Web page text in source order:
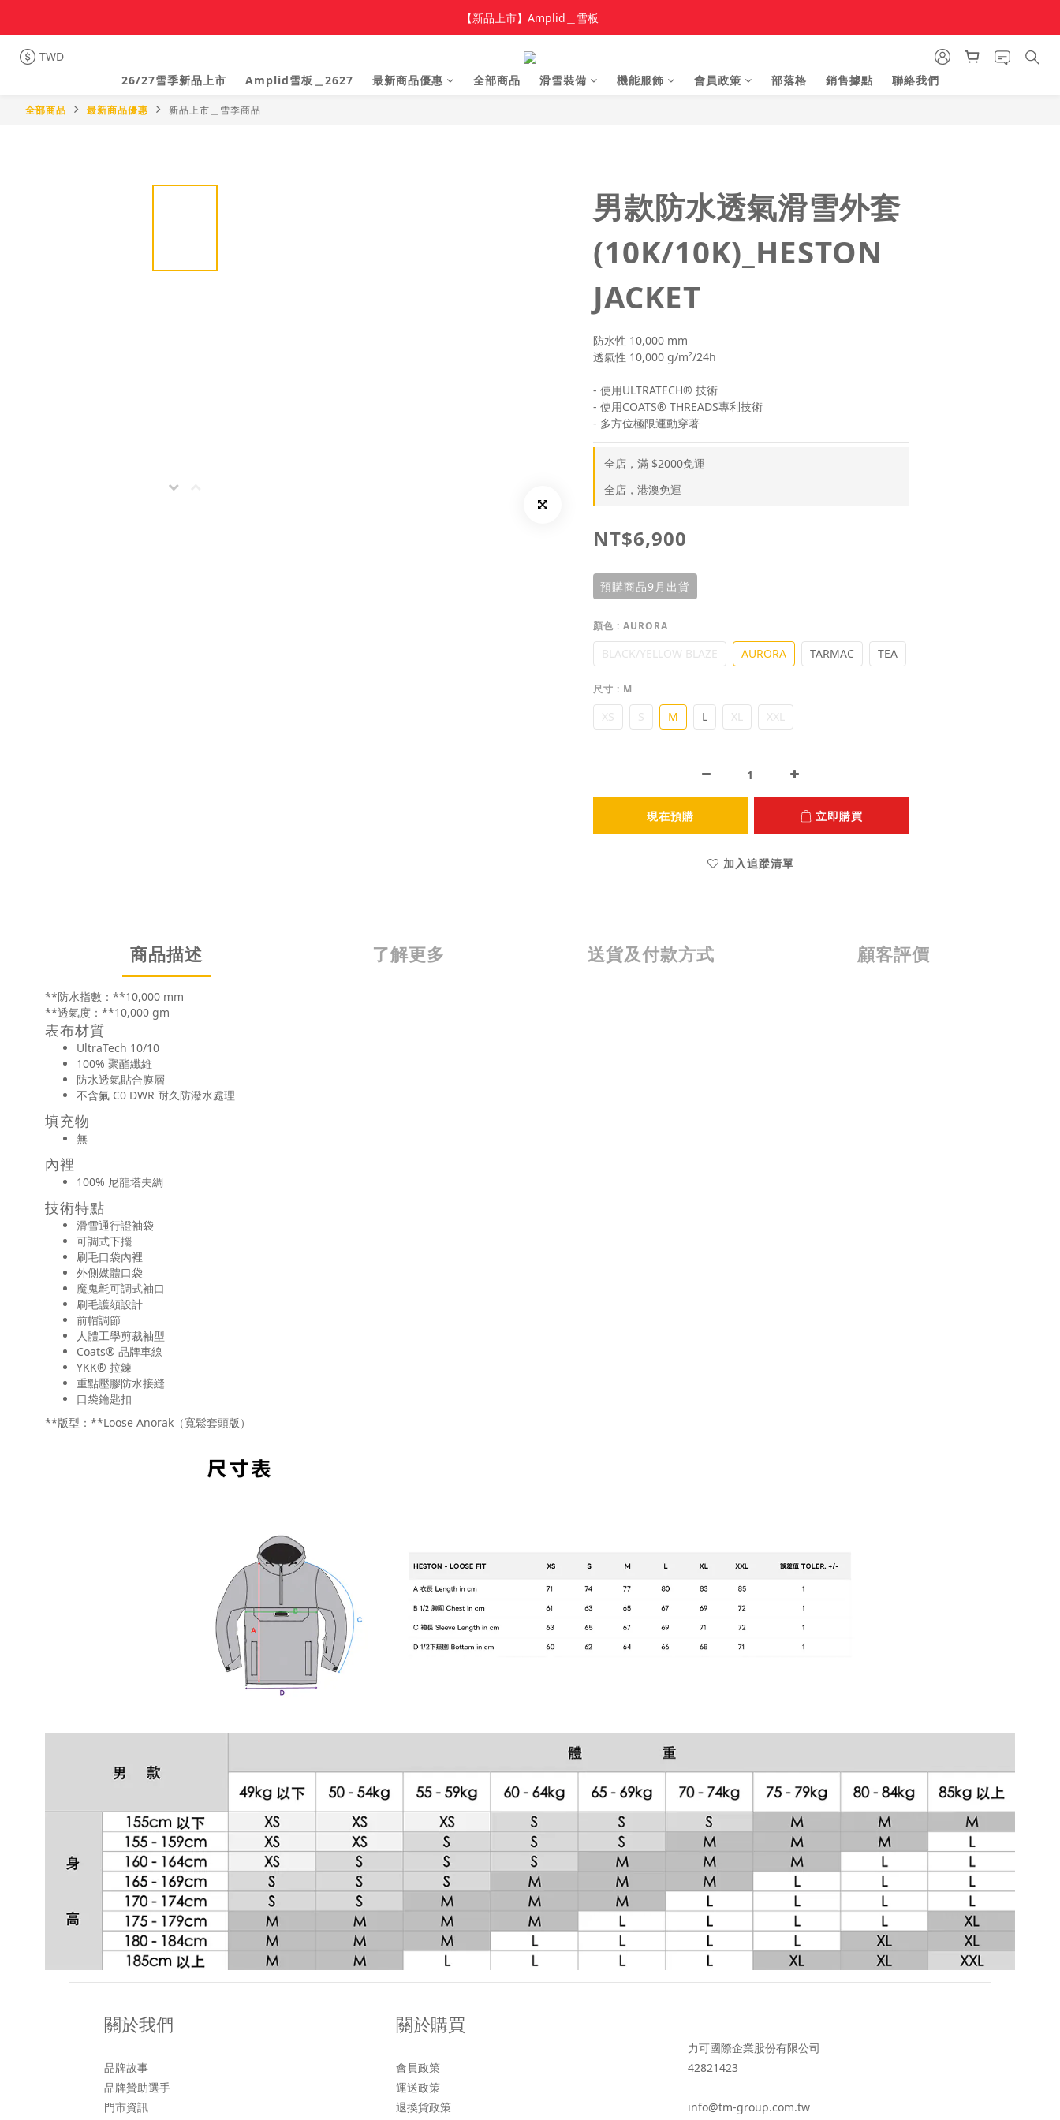
加入新會員 領$100 購物金，首單享免運🚛
【新品上市】Amplid＿雪板
【新品上市】雪季商品
加入新會員 領$100 購物金，首單享免運🚛
TWD
26/27雪季新品上市
Amplid雪板＿2627 最新商品優惠 全部商品 滑雪裝備 機能服飾 會員政策 部落格 銷售據點 聯絡我們
全部商品 最新商品優惠 新品上市＿雪季商品
男款防水透氣滑雪外套
(10K/10K)_HESTON
JACKET
防水性 10,000 mm
透氣性 10,000 g/m²/24h
- 使用ULTRATECH® 技術
- 使用COATS® THREADS專利技術
- 多方位極限運動穿著
全店，滿 $2000免運
全店，港澳免運
NT$6,900
預購商品9月出貨
顏色 : AURORA
BLACK/YELLOW BLAZE AURORA TARMAC TEA
尺寸 : M
XS S M L XL XXL
現在預購 立即購買
加入追蹤清單
商品描述 了解更多 送貨及付款方式 顧客評價
**防水指數：**10,000 mm
**透氣度：**10,000 gm
表布材質
UltraTech 10/10
100% 聚酯纖維
防水透氣貼合膜層
不含氟 C0 DWR 耐久防潑水處理
填充物
無
內裡
100% 尼龍塔夫綢
技術特點
滑雪通行證袖袋
可調式下擺
刷毛口袋內裡
外側媒體口袋
魔鬼氈可調式袖口
刷毛護頦設計
前帽調節
人體工學剪裁袖型
Coats® 品牌車線
YKK® 拉鍊
重點壓膠防水接縫
口袋鑰匙扣
**版型：**Loose Anorak（寬鬆套頭版）
關於我們
品牌故事
品牌贊助選手
門市資訊
關於購買
會員政策
運送政策
退換貨政策
力可國際企業股份有限公司
42821423
info@tm-group.com.tw